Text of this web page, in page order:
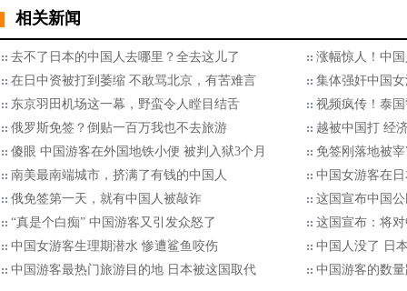
相关新闻
去不了日本的中国人去哪里？全去这儿了
涨幅惊人！中
在日中资被打到萎缩 不敢骂北京，有苦难言
集体强奸中国
东京羽田机场这一幕，野蛮令人瞠目结舌
视频疯传！泰
俄罗斯免签？倒贴一百万我也不去旅游
越被中国打 经
傻眼 中国游客在外国地铁小便 被判入狱3个月
免签刚落地被
南美最南端城市，挤满了有钱的中国人
中国女游客在
俄免签第一天，就有中国人被敲诈
这国宣布中国
“真是个白痴” 中国游客又引发众怒了
这国宣布：将
中国女游客生理期潜水 惨遭鲨鱼咬伤
中国人没了 日
中国游客最热门旅游目的地 日本被这国取代
中国游客的数